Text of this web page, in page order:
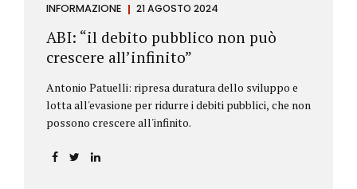
INFORMAZIONE 21 AGOSTO 2024
ABI: “il debito pubblico non può
crescere all’infinito”
Antonio Patuelli: ripresa duratura dello sviluppo e
lotta all'evasione per ridurre i debiti pubblici, che non
possono crescere all'infinito.